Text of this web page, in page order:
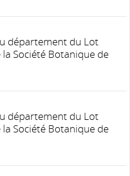
département du Lot
Société Botanique de
département du Lot
Société Botanique de